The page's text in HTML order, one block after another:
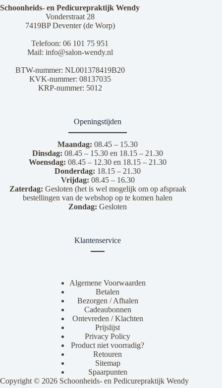
Schoonheids- en Pedicurepraktijk Wendy
Vonderstraat 28
7419BP Deventer (de Worp)
Telefoon: 06 101 75 951
Mail: info@salon-wendy.nl
BTW-nummer: NL001378419B20
KVK-nummer: 08137035
KRP-nummer: 5012
Openingstijden
Maandag:08.45 – 15.30
Dinsdag: 08.45 – 15.30 en 18.15 – 21.30
Woensdag: 08.45 – 12.30 en 18.15 – 21.30
Donderdag: 18.15 – 21.30
Vrijdag: 08.45 – 16.30
Zaterdag: Gesloten (het is wel mogelijk om op afspraak
bestellingen van de webshop op te komen halen
Zondag: Gesloten
Klantenservice
Algemene Voorwaarden
Betalen
Bezorgen / Afhalen
Cadeaubonnen
Ontevreden / Klachten
Prijslijst
Privacy Policy
Product niet voorradig?
Retouren
Sitemap
Spaarpunten
Copyright © 2026 Schoonheids- en Pedicurepraktijk Wendy